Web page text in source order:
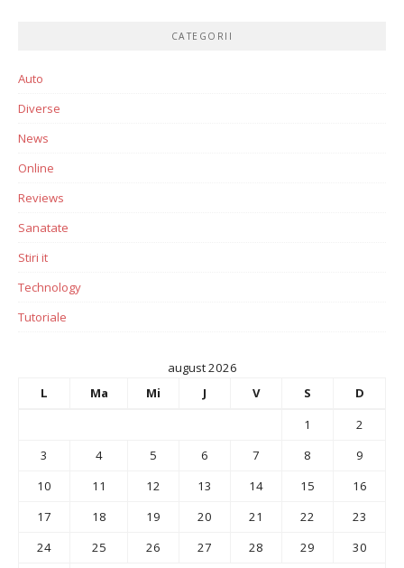
CATEGORII
Auto
Diverse
News
Online
Reviews
Sanatate
Stiri it
Technology
Tutoriale
august 2026
L
Ma Mi J V S
D
1
2
3
4 5 6 7 8
9
10
11 12 13 14 15
16
17
18 19 20 21 22
23
24
25 26 27 28 29
30